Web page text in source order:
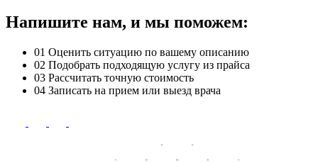
Напишите нам, и мы поможем:
01 Оценить ситуацию по вашему описанию
02 Подобрать подходящую услугу из прайса
03 Рассчитать точную стоимость
04 Записать на прием или выезд врача